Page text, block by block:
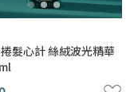
髮心計 絲絨波光精華